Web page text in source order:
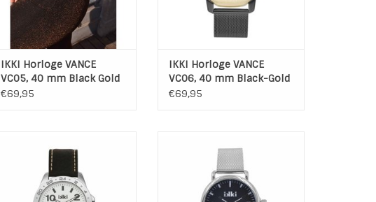
IKKI Horloge VANCE
VC05, 40 mm Black Gold
€69,95
IKKI Horloge VANCE
VC06, 40 mm Black-Gold
€69,95
Brown-White Silver
Serie: IKKI Jake
Modelnummer: JK-05
Materiaal kast: RVS
Silver-Black
Serie: IKKI Brad
Modelnummer: BD-01
Materiaal kast: RVS